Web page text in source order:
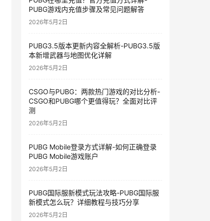
PUBG游戏内充值步骤及常见问题解答
2026年5月2日
PUBG3.5版本更新内容全解析-PUBG3.5版
本新增武器与地图优化详解
2026年5月2日
CSGO与PUBG：两款热门游戏的对比分析-
CSGO和PUBG哪个更值得玩？全面对比评
测
2026年5月2日
PUBG Mobile登录方式详解-如何正确登录
PUBG Mobile游戏账户
2026年5月2日
PUBG国际服新模式玩法攻略-PUBG国际服
新模式怎么玩？详细教程与技巧分享
2026年5月2日